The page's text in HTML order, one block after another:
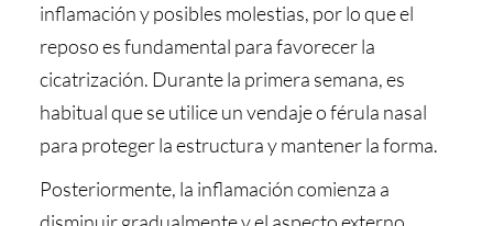
inflamación y posibles molestias, por lo que el
reposo es fundamental para favorecer la
cicatrización. Durante la primera semana, es
habitual que se utilice un vendaje o férula nasal
para proteger la estructura y mantener la forma.
Posteriormente, la inflamación comienza a